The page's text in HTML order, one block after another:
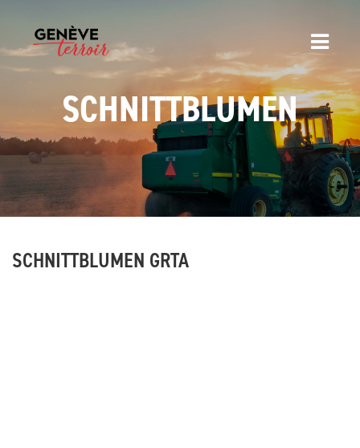
SCHNITTBLUMEN
SCHNITTBLUMEN GRTA